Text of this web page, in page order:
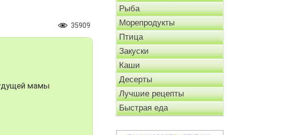
35909
мамы
Рыба
Морепродукты
Птица
Закуски
Каши
Десерты
Лучшие рецепты
Быстрая еда